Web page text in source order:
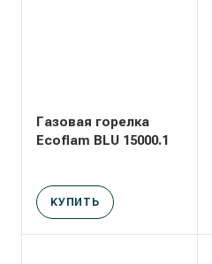
Газовая горелка
Ecoflam BLU 15000.1
КУПИТЬ